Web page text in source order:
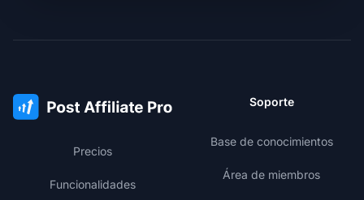
Precios
Funcionalidades
Soporte
Base de conocimientos
Área de miembros